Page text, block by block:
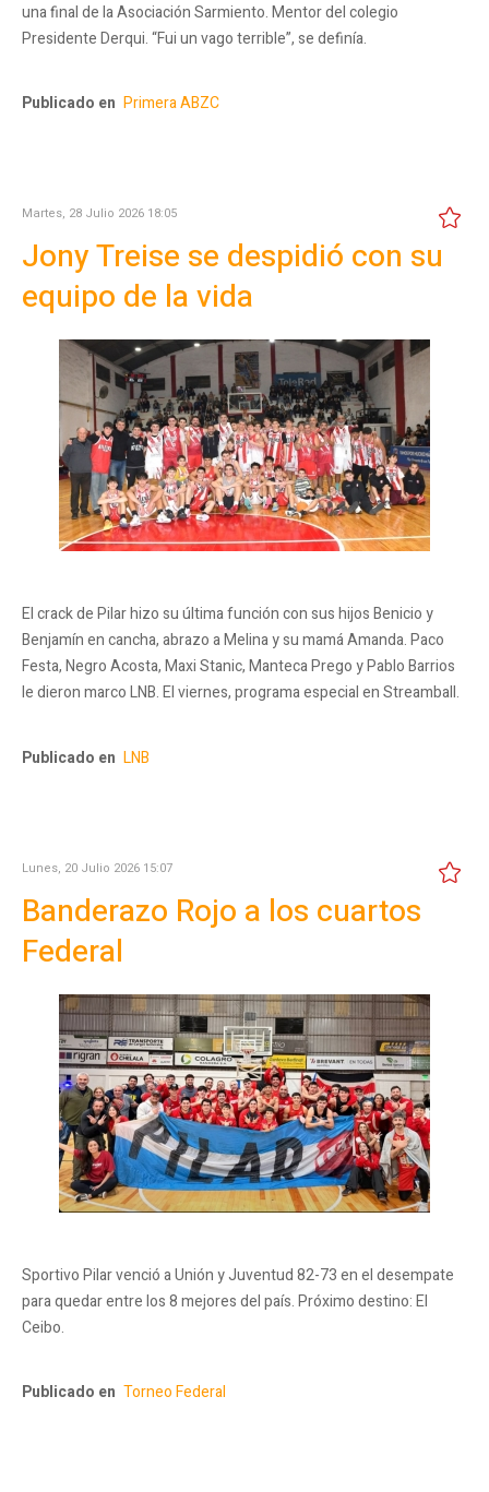
una final de la Asociación Sarmiento. Mentor del colegio
Presidente Derqui. “Fui un vago terrible”, se definía.
Publicado en Primera ABZC
Martes, 28 Julio 2026 18:05
Jony Treise se despidió con su
equipo de la vida
El crack de Pilar hizo su última función con sus hijos Benicio y
Benjamín en cancha, abrazo a Melina y su mamá Amanda. Paco
Festa, Negro Acosta, Maxi Stanic, Manteca Prego y Pablo Barrios
le dieron marco LNB. El viernes, programa especial en Streamball.
Publicado en LNB
Lunes, 20 Julio 2026 15:07
Banderazo Rojo a los cuartos
Federal
Sportivo Pilar venció a Unión y Juventud 82-73 en el desempate
para quedar entre los 8 mejores del país. Próximo destino: El
Ceibo.
Publicado en Torneo Federal